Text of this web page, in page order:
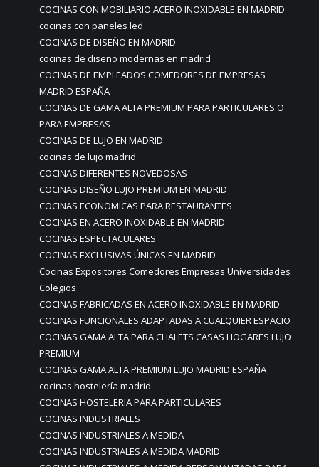
COCINAS CON MOBILIARIO ACERO INOXIDABLE EN MADRID
cocinas con paneles led
COCINAS DE DISEÑO EN MADRID
cocinas de diseño modernas en madrid
COCINAS DE EMPLEADOS COMEDORES DE EMPRESAS
MADRID ESPAÑA
COCINAS DE GAMA ALTA PREMIUM PARA PARTICULARES O
PARA EMPRESAS
COCINAS DE LUJO EN MADRID
cocinas de lujo madrid
COCINAS DIFERENTES NOVEDOSAS
COCINAS DISEÑO LUJO PREMIUM EN MADRID
COCINAS ECONOMICAS PARA RESTAURANTES
COCINAS EN ACERO INOXIDABLE EN MADRID
COCINAS ESPECTACULARES
COCINAS EXCLUSIVAS ÚNICAS EN MADRID
Cocinas Expositores Comedores Empresas Universidades
Colegios
COCINAS FABRICADAS EN ACERO INOXIDABLE EN MADRID
COCINAS FUNCIONALES ADAPTADAS A CUALQUIER ESPACIO
COCINAS GAMA ALTA PARA CHALETS CASAS HOGARES LUJO
PREMIUM
COCINAS GAMA ALTA PREMIUM LUJO MADRID ESPAÑA
cocinas hostelería madrid
COCINAS HOSTELERIA PARA PARTICULARES
COCINAS INDUSTRIALES
COCINAS INDUSTRIALES A MEDIDA
COCINAS INDUSTRIALES A MEDIDA MADRID